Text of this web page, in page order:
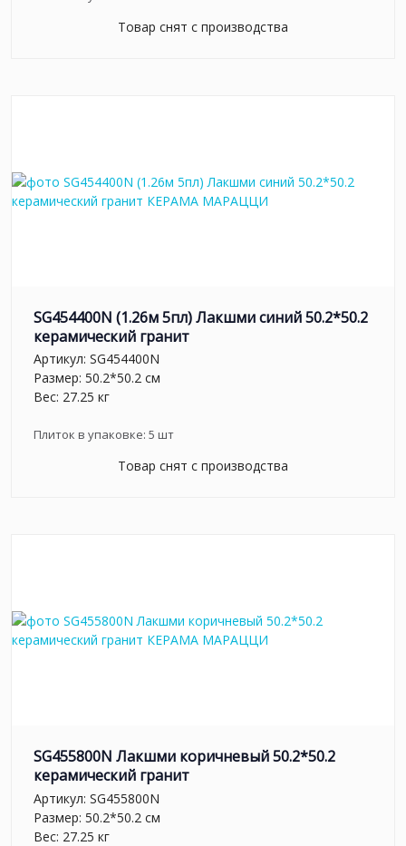
Товар снят с производства
SG454400N (1.26м 5пл) Лакшми синий 50.2*50.2
керамический гранит
Артикул: SG454400N
Размер: 50.2*50.2 см
Вес: 27.25 кг
Плиток в упаковке: 5 шт
Товар снят с производства
SG455800N Лакшми коричневый 50.2*50.2
керамический гранит
Артикул: SG455800N
Размер: 50.2*50.2 см
Вес: 27.25 кг